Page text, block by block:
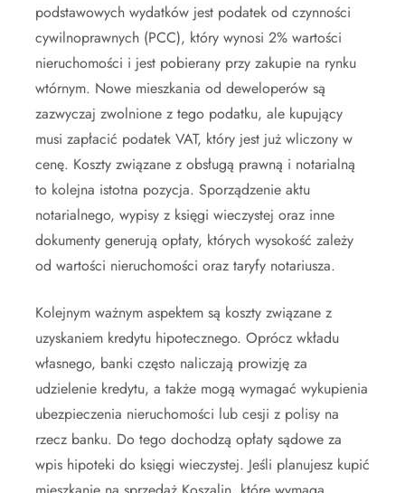
podstawowych wydatków jest podatek od czynności
cywilnoprawnych (PCC), który wynosi 2% wartości
nieruchomości i jest pobierany przy zakupie na rynku
wtórnym. Nowe mieszkania od deweloperów są
zazwyczaj zwolnione z tego podatku, ale kupujący
musi zapłacić podatek VAT, który jest już wliczony w
cenę. Koszty związane z obsługą prawną i notarialną
to kolejna istotna pozycja. Sporządzenie aktu
notarialnego, wypisy z księgi wieczystej oraz inne
dokumenty generują opłaty, których wysokość zależy
od wartości nieruchomości oraz taryfy notariusza.
Kolejnym ważnym aspektem są koszty związane z
uzyskaniem kredytu hipotecznego. Oprócz wkładu
własnego, banki często naliczają prowizję za
udzielenie kredytu, a także mogą wymagać wykupienia
ubezpieczenia nieruchomości lub cesji z polisy na
rzecz banku. Do tego dochodzą opłaty sądowe za
wpis hipoteki do księgi wieczystej. Jeśli planujesz kupić